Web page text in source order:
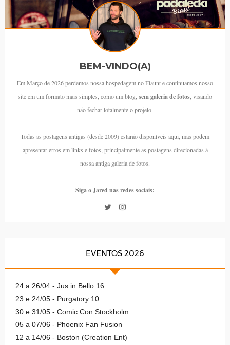
BEM-VINDO(A)
Em Março de 2026 perdemos nossa hospedagem no Flaunt e continuamos nosso
site em um formato mais simples, como um blog, sem galeria de fotos , visando
não fechar totalmente o projeto.
Todas as postagens antigas (desde 2009) estarão disponíveis aqui, mas podem
apresentar erros em links e fotos, principalmente as postagens direcionadas à
nossa antiga galeria de fotos.
Siga o Jared nas redes sociais:
EVENTOS 2026
24 a 26/04 - Jus in Bello 16
23 e 24/05 - Purgatory 10
30 e 31/05 - Comic Con Stockholm
05 a 07/06 - Phoenix Fan Fusion
12 a 14/06 - Boston (Creation Ent)